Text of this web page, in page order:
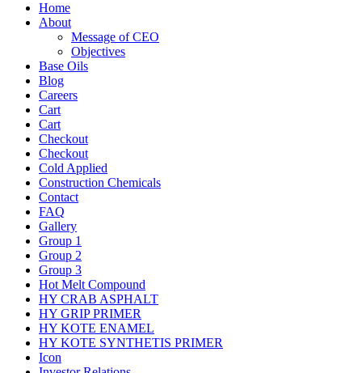
Home
About
Message of CEO
Objectives
Base Oils
Blog
Careers
Cart
Cart
Checkout
Checkout
Cold Applied
Construction Chemicals
Contact
FAQ
Gallery
Group 1
Group 2
Group 3
Hot Melt Compound
HY CRAB ASPHALT
HY GRIP PRIMER
HY KOTE ENAMEL
HY KOTE SYNTHETIS PRIMER
Icon